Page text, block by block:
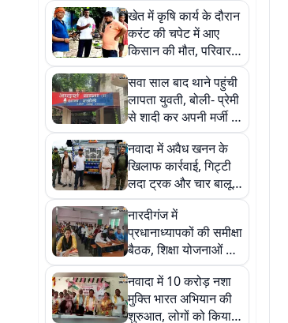
खेत में कृषि कार्य के दौरान
करंट की चपेट में आए
किसान की मौत, परिवार में
मचा कोहराम
सवा साल बाद थाने पहुंची
लापता युवती, बोली- प्रेमी
से शादी कर अपनी मर्जी से
गई थी साथ
नवादा में अवैध खनन के
खिलाफ कार्रवाई, गिट्टी
लदा ट्रक और चार बालू
लदे ट्रैक्टर जब्त
नारदीगंज में
प्रधानाध्यापकों की समीक्षा
बैठक, शिक्षा योजनाओं की
हुई समीक्षा
नवादा में 10 करोड़ नशा
मुक्ति भारत अभियान की
शुरुआत, लोगों को किया